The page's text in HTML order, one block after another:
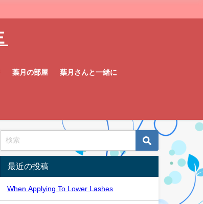
葉月の部屋 葉月さんと一緒に
最近の投稿
When Applying To Lower Lashes